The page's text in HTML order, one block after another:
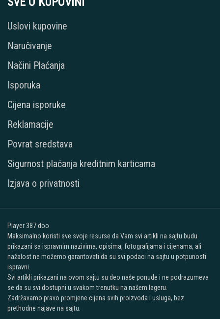
Uslovi kupovine
Naručivanje
Načini Plaćanja
Isporuka
Cijena isporuke
Reklamacije
Povrat sredstava
Sigurnost plaćanja kreditnim karticama
Izjava o privatnosti
Player 387 doo
Maksimalno koristi sve svoje resurse da Vam svi artikli na sajtu budu
prikazani sa ispravnim nazivima, opisima, fotografijama i cijenama, ali
nažalost ne možemo garantovati da su svi podaci na sajtu u potpunosti
ispravni.
Svi artikli prikazani na ovom sajtu su deo naše ponude i ne podrazumeva
se da su svi dostupni u svakom trenutku na našem lageru.
Zadržavamo pravo promjene cijena svih proizvoda i usluga, bez
prethodne najave na sajtu.